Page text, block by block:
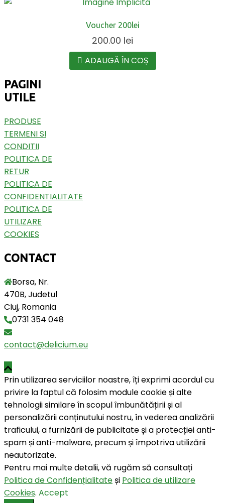
Voucher 200lei
200.00 lei
ADAUGĂ ÎN COȘ
PAGINI
UTILE
PRODUSE
TERMENI SI
CONDITII
POLITICA DE
RETUR
POLITICA DE
CONFIDENTIALITATE
POLITICA DE
UTILIZARE
COOKIES
CONTACT
Borsa, Nr.
470B, Judetul
Cluj, Romania
0731 354 048
contact@delicium.eu
Prin utilizarea serviciilor noastre, îți exprimi acordul cu
privire la faptul că folosim module cookie și alte
tehnologii similare în scopul îmbunătățirii și al
personalizării conținutului nostru, în vederea analizării
traficului, a furnizării de publicitate și a protecției anti-
spam și anti-malware, precum și împotriva utilizării
neautorizate.
Pentru mai multe detalii, vă rugăm să consultați
Politica de Confidențialitateși Politica de utilizare
Cookies. Accept